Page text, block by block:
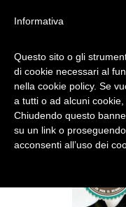
Informativa
Questo sito o gli
di cookie necessari al
nella cookie policy. Se
a tutti o ad alcuni
Chiudendo questo
su un link o
acconsenti all’uso dei